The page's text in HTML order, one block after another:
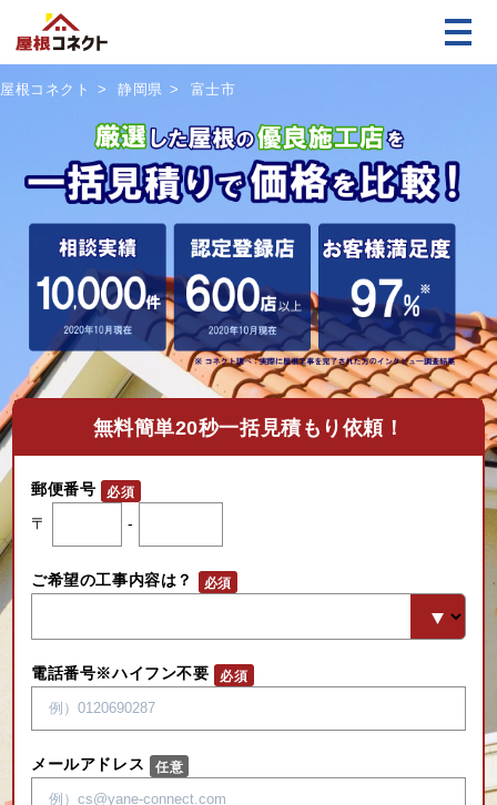
屋根コネクト 静岡県 富士市
無料簡単20秒一括見積もり依頼！
郵便番号
〒
-
ご希望の工事内容は？
電話番号※ハイフン不要
メールアドレス